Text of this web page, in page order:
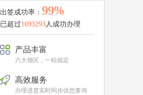
出签成功率： 99%
已超过1693293人成功办理
产品丰富
六大领区，一站搞定
高效服务
办理进度实时同步供您查询